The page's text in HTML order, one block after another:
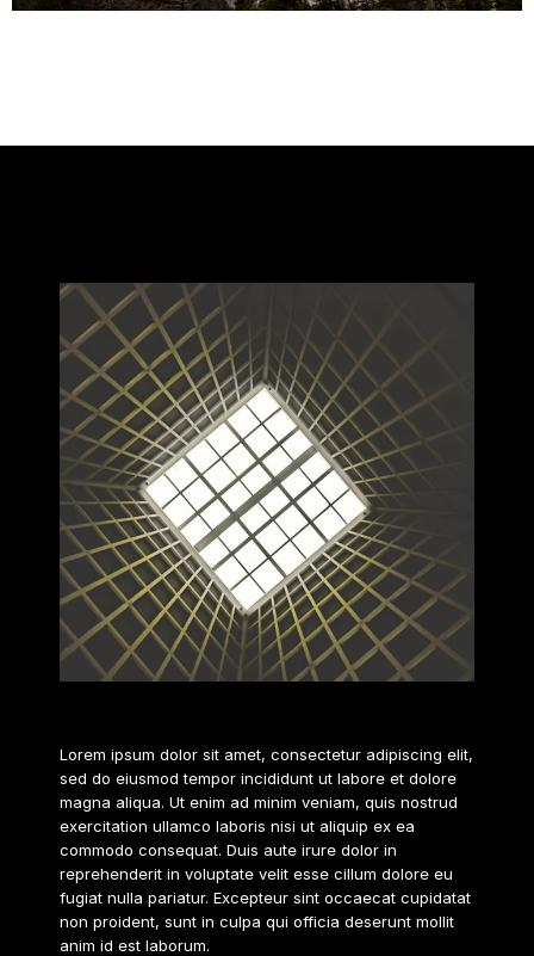
Lorem ipsum dolor sit amet, consectetur adipiscing elit,
sed do eiusmod tempor incididunt ut labore et dolore
magna aliqua. Ut enim ad minim veniam, quis nostrud
exercitation ullamco laboris nisi ut aliquip ex ea
commodo consequat. Duis aute irure dolor in
reprehenderit in voluptate velit esse cillum dolore eu
fugiat nulla pariatur. Excepteur sint occaecat cupidatat
non proident, sunt in culpa qui officia deserunt mollit
anim id est laborum.